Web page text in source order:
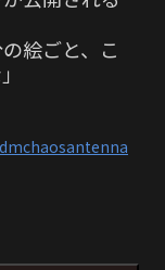
絵ごと、こ